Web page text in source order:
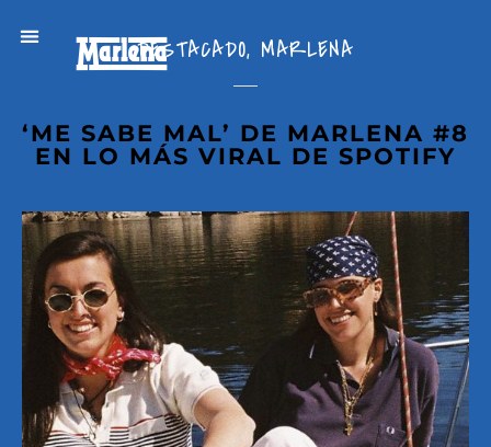
DESTACADO, MARLENA
‘ME SABE MAL’ DE MARLENA #8
EN LO MÁS VIRAL DE SPOTIFY